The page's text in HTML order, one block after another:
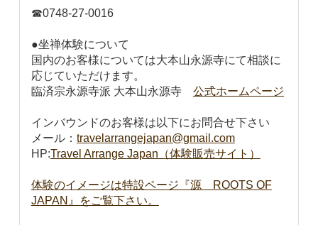
☎0748-27-0016
●坐禅体験について
国内のお客様については大本山永源寺にて相談に
応じていただけます。
臨済宗永源寺派 大本山永源寺 公式ホームページ
インバウンドのお客様は以下にお問合せ下さい
メール： travelarrangejapan@gmail.com
HP:Travel Arrange Japan（体験販売サイト）
体験のイメージは特設ページ『源 ROOTS OF
JAPAN』をご覧下さい。